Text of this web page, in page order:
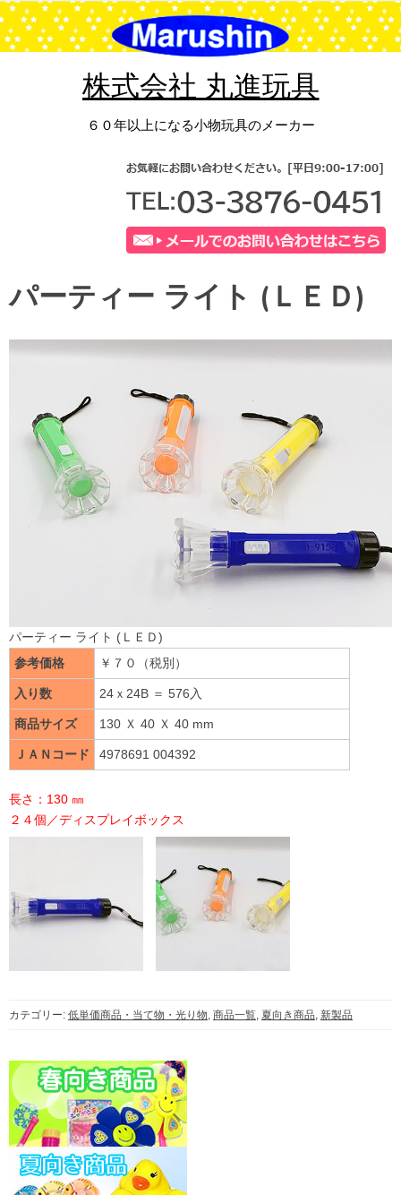
コ
ン
テ
株式会社 丸進玩具
６０年以上になる小物玩具のメーカー
パーティー ライト (ＬＥＤ)
パーティー ライト (ＬＥＤ)
参考価格
￥７０（税別）
入り数 24ｘ24B ＝ 576入
商品サイズ 130 Ｘ 40 Ｘ 40 mm
ＪＡＮコード 4978691 004392
長さ：130 ㎜
２４個／ディスプレイボックス
カテゴリー: 低単価商品・当て物・光り物, 商品一覧, 夏向き商品, 新製品